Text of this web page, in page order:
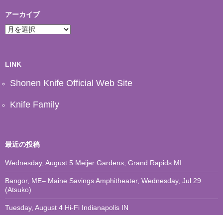
アーカイブ
ア
ブ
LINK
Shonen Knife Official Web Site
Knife Family
最近の投稿
Wednesday, August 5 Meijer Gardens, Grand Rapids MI
Bangor, ME– Maine Savings Amphitheater, Wednesday, Jul 29
(Atsuko)
Tuesday, August 4 Hi-Fi Indianapolis IN